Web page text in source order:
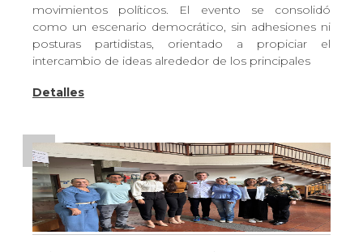
movimientos políticos. El evento se consolidó
como un escenario democrático, sin adhesiones ni
posturas partidistas, orientado a propiciar el
intercambio de ideas alrededor de los principales
Detalles